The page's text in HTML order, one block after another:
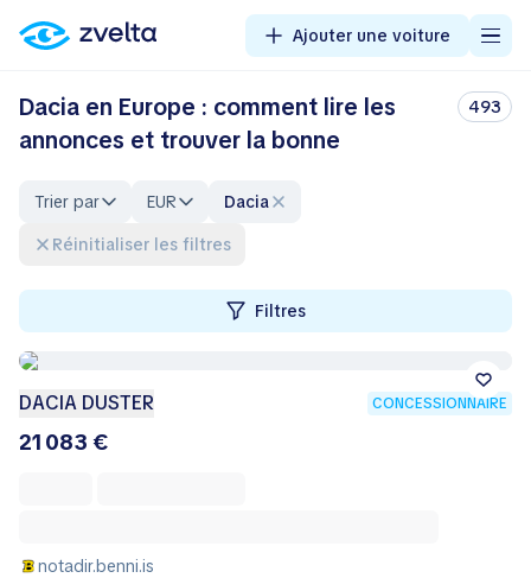
Ajouter une voiture
Dacia en Europe : comment lire les
annonces et trouver la bonne
493
Trier par EUR
Dacia
Réinitialiser les filtres
Filtres
DACIA DUSTER CONCESSIONNAIRE
21 083 €
notadir.benni.is